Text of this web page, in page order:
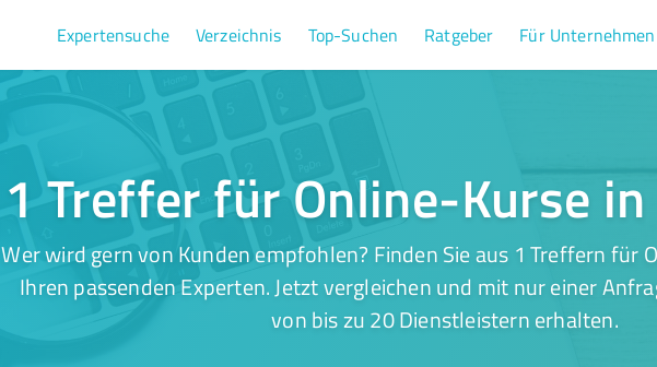
Expertensuche Verzeichnis Top-Suchen Ratgeber Für Unternehmen
1 Treffer für Online-Kurse
Wer wird gern von Kunden empfohlen? Finden Sie aus 1 Treffern für
Ihren passenden Experten. Jetzt vergleichen und mit nur einer
von bis zu 20 Dienstleistern erhalten.